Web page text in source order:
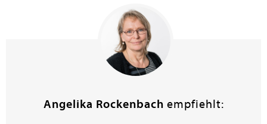
Angelika Rockenbach empfiehlt: